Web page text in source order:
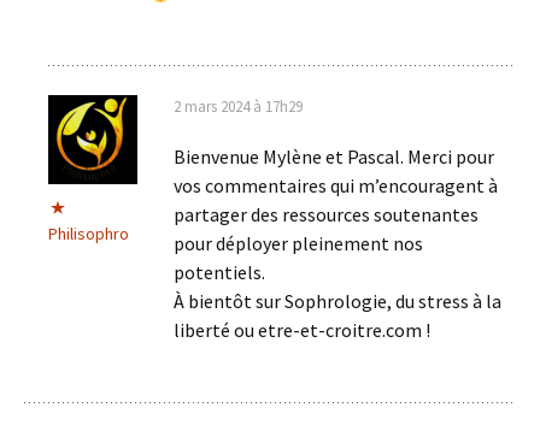
Philisophro
2 mars 2024 à 17h29
Bienvenue Mylène et Pascal. Merci pour
vos commentaires qui m’encouragent à
partager des ressources soutenantes
pour déployer pleinement nos
potentiels.
À bientôt sur Sophrologie, du stress à la
liberté ou etre-et-croitre.com !